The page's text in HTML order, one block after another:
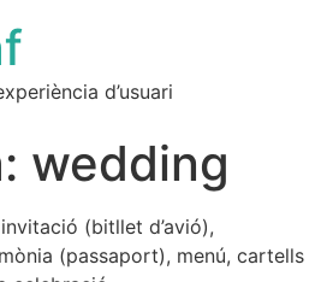
d’usuari
wedding
(bitllet d’avió),
(passaport), menú, cartells